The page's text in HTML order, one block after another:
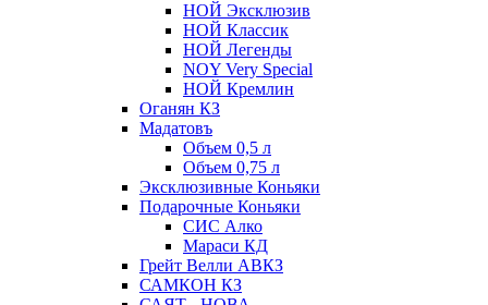
НОЙ Эксклюзив
НОЙ Классик
НОЙ Легенды
NOY Very Speсial
НОЙ Кремлин
Оганян КЗ
Мадатовъ
Объем 0,5 л
Объем 0,75 л
Эксклюзивные Коньяки
Подарочные Коньяки
СИС Алко
Мараси КД
Грейт Велли АВКЗ
САМКОН КЗ